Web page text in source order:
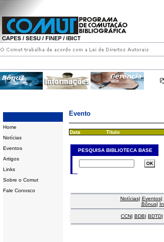
Home
Notícias
Eventos
Artigos
Links
Sobre o Comut
Fale Conosco
Evento
Data Título
PESQUISA BIBLIOTECA BASE
Notícias| Eventos|
Bônus|
CCN| BDB| BDTD|